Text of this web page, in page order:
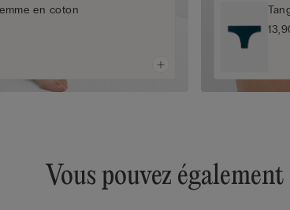
en coton
Vous pouvez